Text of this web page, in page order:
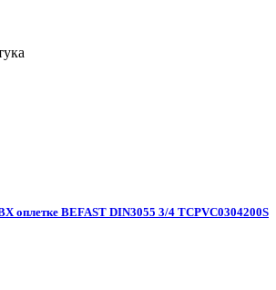
оплетке BEFAST DIN3055 3/4 TCPVC0304200S